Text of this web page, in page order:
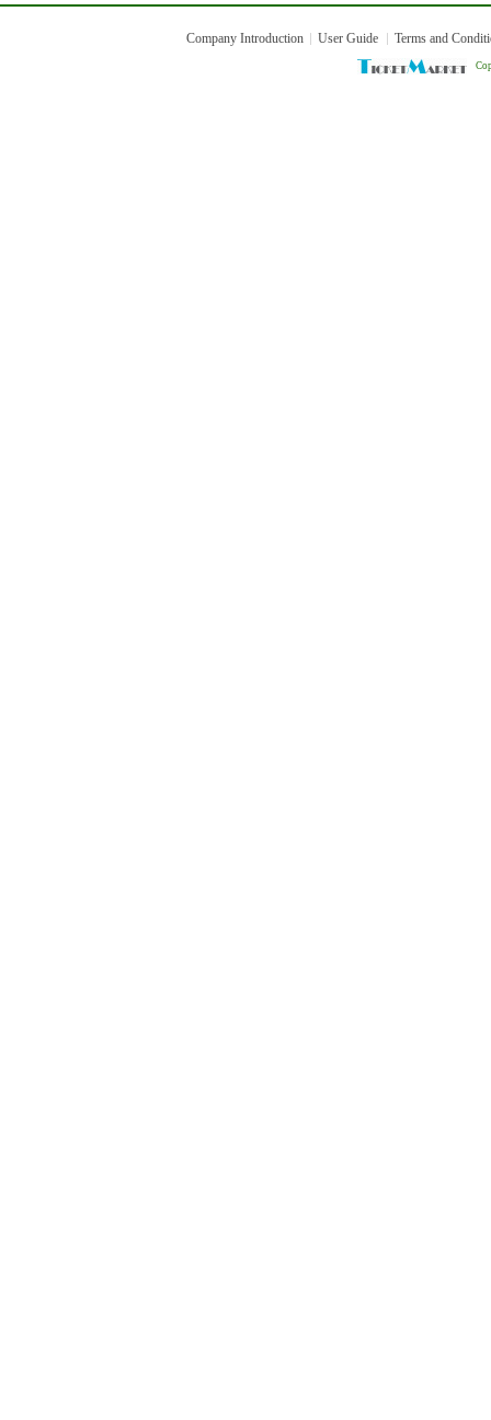
Company Introduction User Guide Terms and